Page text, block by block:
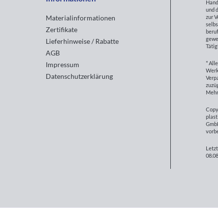
Materialinformationen
Zertifikate
Lieferhinweise / Rabatte
AGB
Impressum
Datenschutzerklärung
und
zur
*